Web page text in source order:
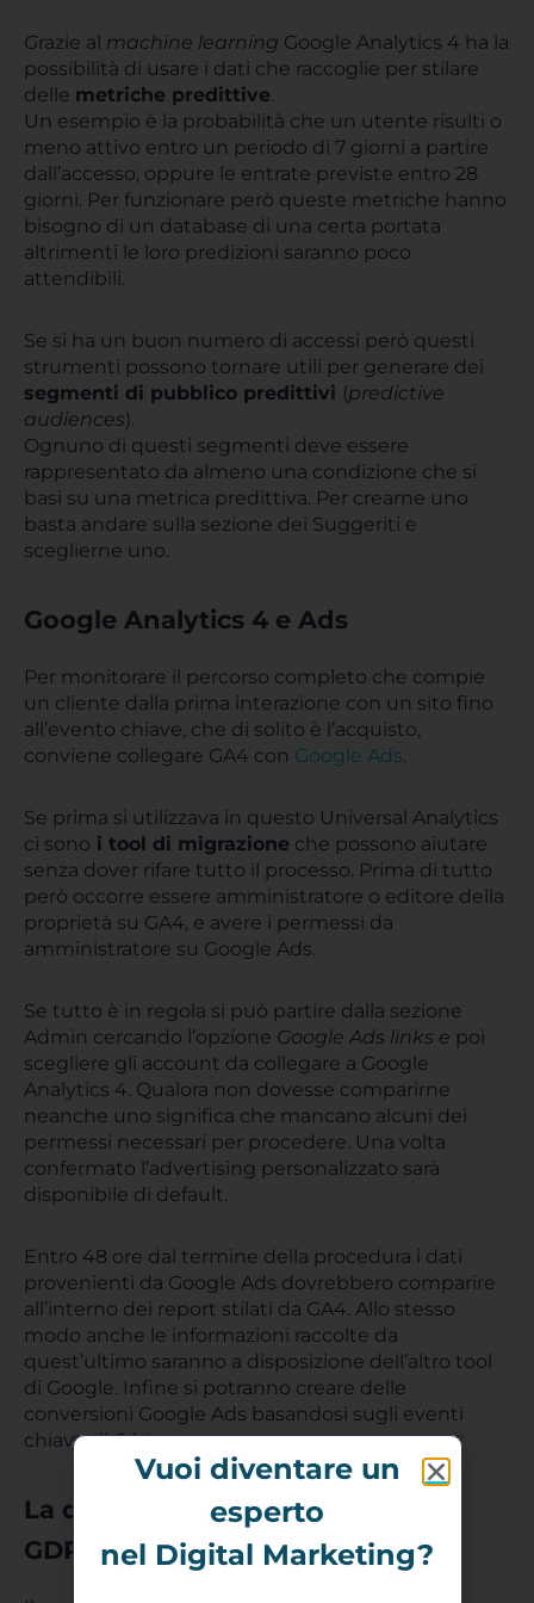
Grazie al machine learning Google Analytics 4 ha la
possibilità di usare i dati che raccoglie per stilare
delle metriche predittive.
Un esempio è la probabilità che un utente risulti o
meno attivo entro un periodo di 7 giorni a partire
dall’accesso, oppure le entrate previste entro 28
giorni. Per funzionare però queste metriche hanno
bisogno di un database di una certa portata
altrimenti le loro predizioni saranno poco
attendibili.
Se si ha un buon numero di accessi però questi
strumenti possono tornare utili per generare dei
segmenti di pubblico predittivi (predictive
audiences).
Ognuno di questi segmenti deve essere
rappresentato da almeno una condizione che si
basi su una metrica predittiva. Per crearne uno
basta andare sulla sezione dei Suggeriti e
sceglierne uno.
Google Analytics 4 e Ads
Per monitorare il percorso completo che compie
un cliente dalla prima interazione con un sito fino
all’evento chiave, che di solito è l’acquisto,
conviene collegare GA4 con Google Ads.
Se prima si utilizzava in questo Universal Analytics
ci sono i tool di migrazione che possono aiutare
senza dover rifare tutto il processo. Prima di tutto
però occorre essere amministratore o editore della
proprietà su GA4, e avere i permessi da
amministratore su Google Ads.
Se tutto è in regola si può partire dalla sezione
Admin cercando l’opzione Google Ads links e poi
scegliere gli account da collegare a Google
Analytics 4. Qualora non dovesse comparirne
neanche uno significa che mancano alcuni dei
permessi necessari per procedere. Una volta
confermato l’advertising personalizzato sarà
disponibile di default.
Entro 48 ore dal termine della procedura i dati
provenienti da Google Ads dovrebbero comparire
all’interno dei report stilati da GA4. Allo stesso
modo anche le informazioni raccolte da
quest’ultimo saranno a disposizione dell’altro tool
di Google. Infine si potranno creare delle
conversioni Google Ads basandosi sugli eventi
chiave di GA4.
La questione della conformità al
GDPR
Vuoi diventare un
esperto
nel Digital Marketing?